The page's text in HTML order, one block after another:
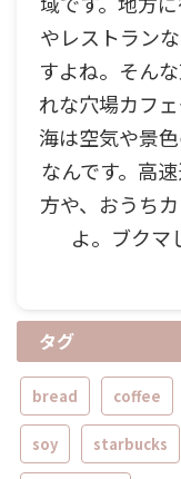
やレストラン
すよね。そん
れな穴場カフ
海は空気や景
なんです。高
方や、おうち
よ。ブクマ
タグ
bread coffee
soy starbucks